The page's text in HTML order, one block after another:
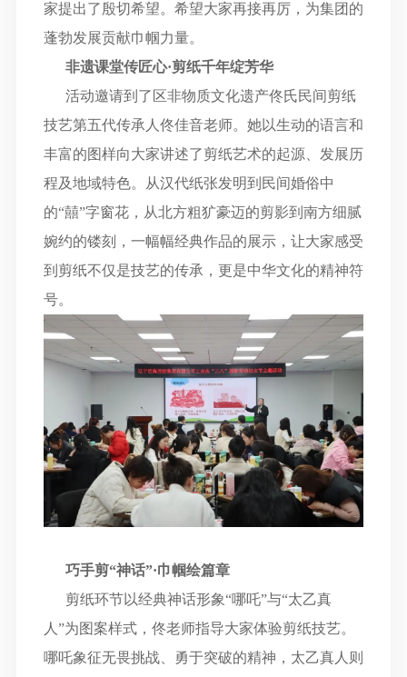
家提出了殷切希望。希望大家再接再厉，为集团的
蓬勃发展贡献巾帼力量。
非遗课堂传匠心·剪纸千年绽芳华
活动邀请到了区非物质文化遗产佟氏民间剪纸
技艺第五代传承人佟佳音老师。她以生动的语言和
丰富的图样向大家讲述了剪纸艺术的起源、发展历
程及地域特色。从汉代纸张发明到民间婚俗中
的“囍”字窗花，从北方粗犷豪迈的剪影到南方细腻
婉约的镂刻，一幅幅经典作品的展示，让大家感受
到剪纸不仅是技艺的传承，更是中华文化的精神符
号。
巧手剪“神话”·巾帼绘篇章
剪纸环节以经典神话形象“哪吒”与“太乙真
人 ”为图案样式，佟老师指导大家体验剪纸技艺。
哪吒象征无畏挑战、勇于突破的精神，太乙真人则